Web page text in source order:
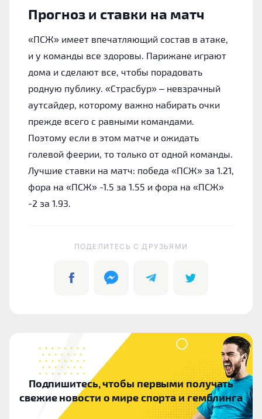
Прогноз и ставки на матч
«‎ПСЖ» имеет впечатляющий состав в атаке,
и у команды все здоровы. Парижане играют
дома и сделают все, чтобы порадовать
родную публику. «‎Страсбур» – невзрачный
аутсайдер, которому важно набирать очки
прежде всего с равными командами.
Поэтому если в этом матче и ожидать
голевой феерии, то только от одной команды.
Лучшие ставки на матч: победа «‎ПСЖ» за 1.21,
фора на «‎ПСЖ» -1.5 за 1.55 и фора на «‎ПСЖ»
-2 за 1.93.
ПОДЕЛИТЕСЬ C ДРУЗЬЯМИ
Подпишитесь, чтобы первыми получать
свежие новости о мире спорта и гемблинга